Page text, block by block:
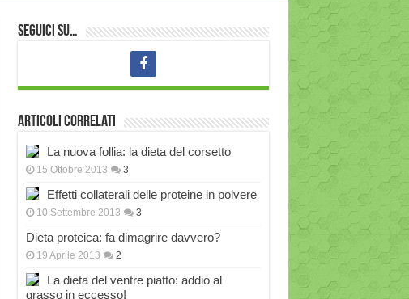
Seguici su…
Articoli correlati
La nuova follia: la dieta del corsetto
15 Ottobre 2013 3
Effetti collaterali delle proteine in polvere
10 Settembre 2013 3
Dieta proteica: fa dimagrire davvero?
19 Aprile 2013 2
La dieta del ventre piatto: addio al
grasso in eccesso!